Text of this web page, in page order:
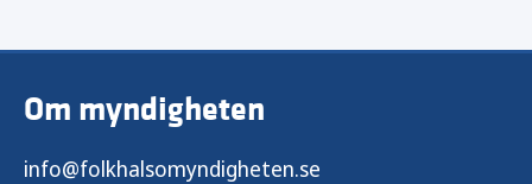
Om myndigheten
info@folkhalsomyndigheten.se